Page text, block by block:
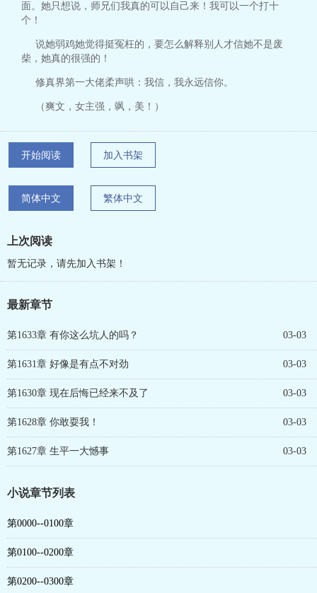
面。她只想说，师兄们我真的可以自己来！我可以一个打十
个！
说她弱鸡她觉得挺冤枉的，要怎么解释别人才信她不是废
柴，她真的很强的！
修真界第一大佬柔声哄：我信，我永远信你。
（爽文，女主强，飒，美！）
开始阅读 加入书架
简体中文 繁体中文
上次阅读
暂无记录，请先加入书架！
最新章节
第1633章 有你这么坑人的吗？ 03-03
第1631章 好像是有点不对劲 03-03
第1630章 现在后悔已经来不及了 03-03
第1628章 你敢耍我！ 03-03
第1627章 生平一大憾事 03-03
小说章节列表
第0000--0100章
第0100--0200章
第0200--0300章